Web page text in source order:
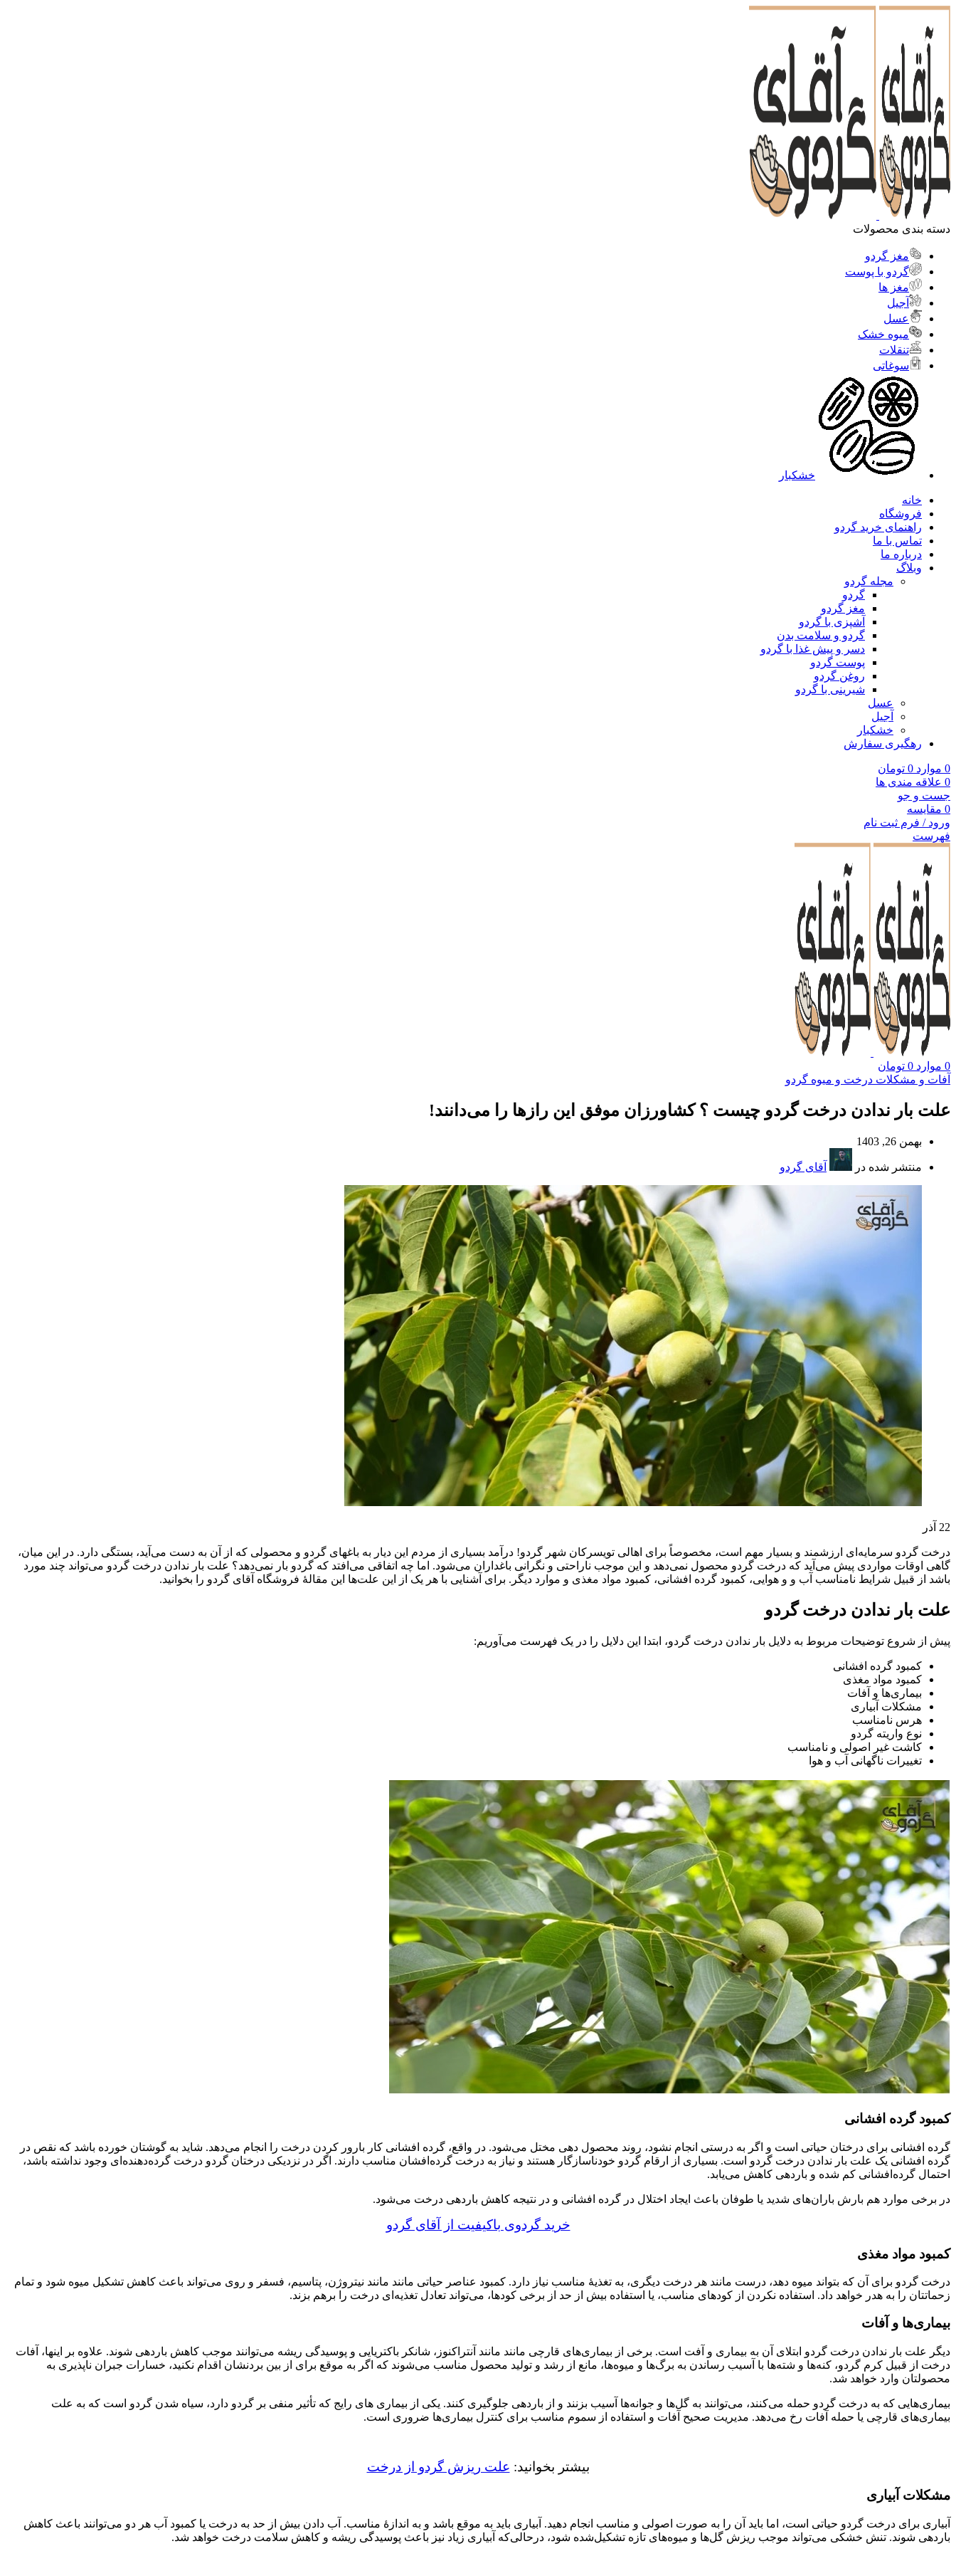
دسته بندی محصولات
مغز گردو
گردو با پوست
مغز ها
آجیل
عسل
میوه خشک
تنقلات
سوغاتی
خشکبار
خانه
فروشگاه
راهنمای خرید گردو
تماس با ما
درباره ما
وبلاگ
مجله گردو
گردو
مغز گردو
آشپزی با گردو
گردو و سلامت بدن
دسر و پیش غذا با گردو
پوست گردو
روغن گردو
شیرینی با گردو
عسل
آجیل
خشکبار
رهگیری سفارش
0 موارد 0 تومان
0 علاقه مندی ها
جست و جو
0 مقایسه
ورود / فرم ثبت نام
فهرست
0 موارد 0 تومان
آفات و مشکلات درخت و میوه گردو
علت بار ندادن درخت گردو چیست ؟ کشاورزان موفق این رازها را می‌دانند!
بهمن 26, 1403
منتشر شده در آقای گردو
22 آذر
درخت گردو سرمایه‌ای ارزشمند و بسیار مهم است، مخصوصاً برای اهالی تویسرکان شهر گردو! درآمد بسیاری از مردم این دیار به باغهای گردو و محصولی که از آن به دست می‌آید، بستگی دارد. در این میان،
گاهی اوقات مواردی پیش می‌آید که درخت گردو محصول نمی‌دهد و این موجب ناراحتی و نگرانی باغداران می‌شود. اما چه اتفاقی می‌افتد که گردو بار نمی‌دهد؟ علت بار ندادن درخت گردو می‌تواند چند مورد
باشد از قبیل شرایط نامناسب آب و و هوایی، کمبود گرده افشانی، کمبود مواد مغذی و موارد دیگر. برای آشنایی با هر یک از این علت‌ها این مقالۀ فروشگاه آقای گردو را بخوانید.
علت بار ندادن درخت گردو
پیش از شروع توضیحات مربوط به دلایل بار ندادن درخت گردو، ابتدا این دلایل را در یک فهرست می‌آوریم:
کمبود گرده افشانی
کمبود مواد مغذی
بیماری‌ها و آفات
مشکلات آبیاری
هرس نامناسب
نوع واریته گردو
کاشت غیر اصولی و نامناسب
تغییرات ناگهانی آب و هوا
کمبود گرده افشانی
گرده افشانی برای درختان حیاتی است و اگر به درستی انجام نشود، روند محصول دهی مختل می‌شود. در واقع، گرده افشانی کار بارور کردن درخت را انجام می‌دهد. شاید به گوشتان خورده باشد که نقص در
گرده افشانی یک علت بار ندادن درخت گردو است. بسیاری از ارقام گردو خودناسازگار هستند و نیاز به درخت گرده‌افشان مناسب دارند. اگر در نزدیکی درختان گردو درخت گرده‌دهنده‌ای وجود نداشته باشد،
احتمال گرده‌افشانی کم شده و باردهی کاهش می‌یابد.
در برخی موارد هم بارش باران‌های شدید یا طوفان باعث ایجاد اختلال در گرده افشانی و در نتیجه کاهش باردهی درخت می‌شود.
خرید گردوی باکیفیت از آقای گردو
کمبود مواد مغذی
درخت گردو برای آن که بتواند میوه دهد، درست مانند هر درخت دیگری، به تغذیۀ مناسب نیاز دارد. کمبود عناصر حیاتی مانند مانند نیتروژن، پتاسیم، فسفر و روی می‌تواند باعث کاهش تشکیل میوه شود و تمام
زحماتتان را به هدر خواهد داد. استفاده نکردن از کودهای مناسب، یا استفاده بیش از حد از برخی کودها، می‌تواند تعادل تغذیه‌ای درخت را برهم بزند.
بیماری‌ها و آفات
دیگر علت بار ندادن درخت گردو ابتلای آن به بیماری و آفت است. برخی از بیماری‌های قارچی مانند مانند آنتراکنوز، شانکر باکتریایی و پوسیدگی ریشه می‌توانند موجب کاهش باردهی شوند. علاوه بر اینها، آفات
درخت از قبیل کرم گردو، کنه‌ها و شته‌ها با آسیب رساندن به برگ‌ها و میوه‌ها، مانع از رشد و تولید محصول مناسب می‌شوند که اگر به موقع برای از بین بردنشان اقدام نکنید، خسارات جبران ناپذیری به
محصولتان وارد خواهد شد.
بیماری‌هایی که به درخت گردو حمله می‌کنند، می‌توانند به گل‌ها و جوانه‌ها آسیب بزنند و از باردهی جلوگیری کنند. یکی از بیماری‌ های رایج که تأثیر منفی بر گردو دارد، سیاه شدن گردو است که به علت
بیماری‌های قارچی یا حمله آفات رخ می‌دهد. مدیریت صحیح آفات و استفاده از سموم مناسب برای کنترل بیماری‌ها ضروری است.
بیشتر بخوانید: علت ریزش گردو از درخت
مشکلات آبیاری
آبیاری برای درخت گردو حیاتی است، اما باید آن را به صورت اصولی و مناسب انجام دهید. آبیاری باید به موقع باشد و به اندازۀ مناسب. آب دادن بیش از حد به درخت یا کمبود آب هر دو می‌توانند باعث کاهش
باردهی شوند. تنش خشکی می‌تواند موجب ریزش گل‌ها و میوه‌های تازه تشکیل‌شده شود، درحالی‌که آبیاری زیاد نیز باعث پوسیدگی ریشه و کاهش سلامت درخت خواهد شد.